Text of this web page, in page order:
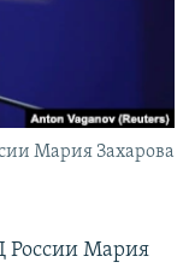
Мария Захарова
России Мария